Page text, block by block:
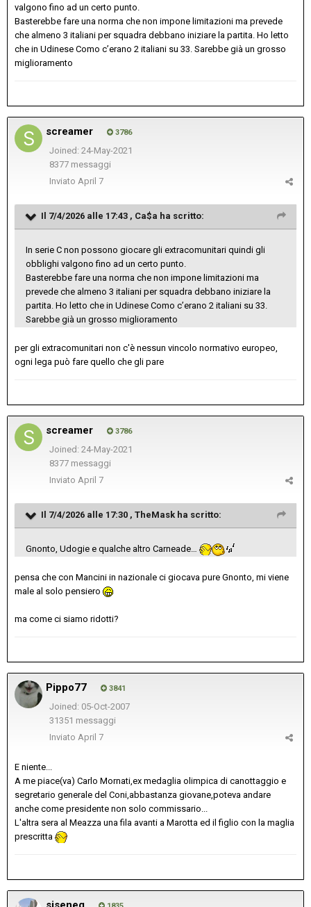
valgono fino ad un certo punto.
Basterebbe fare una norma che non impone limitazioni ma prevede
che almeno 3 italiani per squadra debbano iniziare la partita. Ho letto
che in Udinese Como c’erano 2 italiani su 33. Sarebbe già un grosso
miglioramento
screamer 3786
Joined: 24-May-2021
8377 messaggi
Inviato April 7
Il 7/4/2026 alle 17:43 , Ca$a ha scritto:
In serie C non possono giocare gli extracomunitari quindi gli
obblighi valgono fino ad un certo punto.
Basterebbe fare una norma che non impone limitazioni ma
prevede che almeno 3 italiani per squadra debbano iniziare la
partita. Ho letto che in Udinese Como c’erano 2 italiani su 33.
Sarebbe già un grosso miglioramento
per gli extracomunitari non c'è nessun vincolo normativo europeo,
ogni lega può fare quello che gli pare
screamer 3786
Joined: 24-May-2021
8377 messaggi
Inviato April 7
Il 7/4/2026 alle 17:30 , TheMask ha scritto:
Gnonto, Udogie e qualche altro Carneade…
pensa che con Mancini in nazionale ci giocava pure Gnonto, mi viene
male al solo pensiero
ma come ci siamo ridotti?
Pippo77 3841
Joined: 05-Oct-2007
31351 messaggi
Inviato April 7
E niente...
A me piace(va) Carlo Mornati,ex medaglia olimpica di canottaggio e
segretario generale del Coni,abbastanza giovane,poteva andare
anche come presidente non solo commissario...
L'altra sera al Meazza una fila avanti a Marotta ed il figlio con la maglia
prescritta